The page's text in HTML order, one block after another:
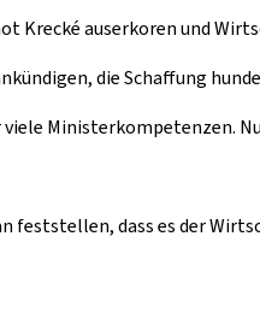
Krecké auserkoren und
die Schaffung
Ministerkompetenzen.
feststellen, dass es der